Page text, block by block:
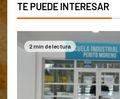
TE PUEDE INTERESAR
2 min de lectura